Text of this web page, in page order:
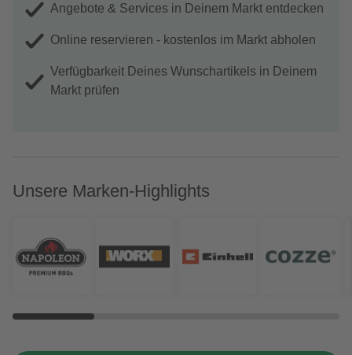
Angebote & Services in Deinem Markt entdecken
Online reservieren - kostenlos im Markt abholen
Verfügbarkeit Deines Wunschartikels in Deinem
Markt prüfen
Unsere Marken-Highlights